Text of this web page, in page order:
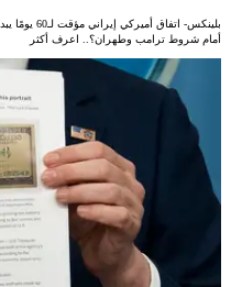
بلينكس- اتفاق
أمام شروط ترامب وطهران؟.. اعرف أكثر